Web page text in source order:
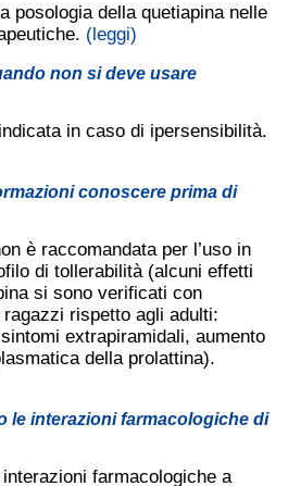
posologia della quetiapina nelle
(leggi)
non si deve usare
in caso di ipersensibilità.
conoscere prima di
è raccomandata per l’uso in
di tollerabilità (alcuni effetti
si sono verificati con
rispetto agli adulti:
extrapiramidali, aumento
della prolattina).
le interazioni farmacologiche di
farmacologiche a